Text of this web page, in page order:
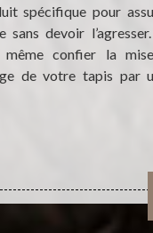
spécifique pour
sans devoir
même confier la
de votre tapis par